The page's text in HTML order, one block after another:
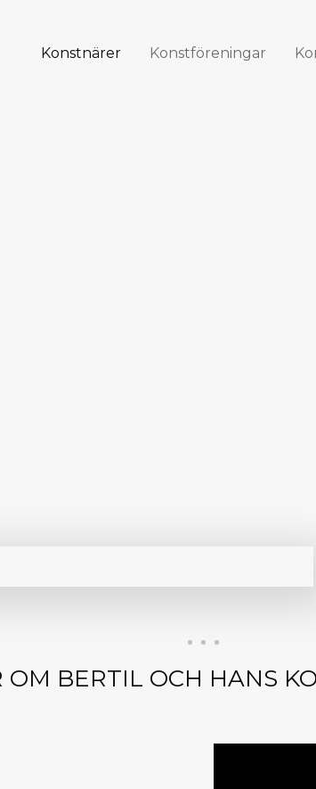
Konstnärer Konstföreningar
OM BERTIL OCH HANS